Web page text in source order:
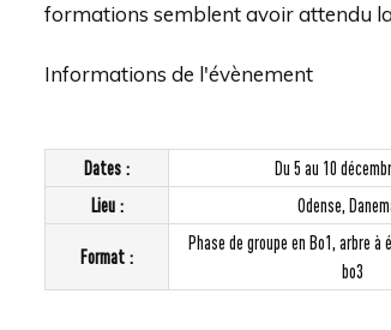
formations semblent avoir attendu
Informations de l'évènement
Dates :
Du 5 au 10
Lieu :
Odense,
Format :
Phase de groupe en Bo1, arbre
bo3